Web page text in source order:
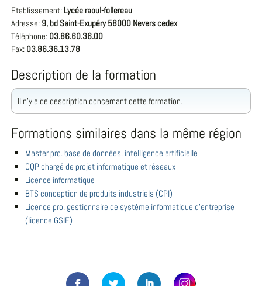
Etablissement: Lycée raoul-follereau
Adresse: 9, bd Saint-Exupéry 58000 Nevers cedex
Téléphone: 03.86.60.36.00
Fax: 03.86.36.13.78
Description de la formation
Il n'y a de description concernant cette formation.
Formations similaires dans la même région
Master pro. base de données, intelligence artificielle
CQP chargé de projet informatique et réseaux
Licence informatique
BTS conception de produits industriels (CPI)
Licence pro. gestionnaire de système informatique d'entreprise
(licence GSIE)